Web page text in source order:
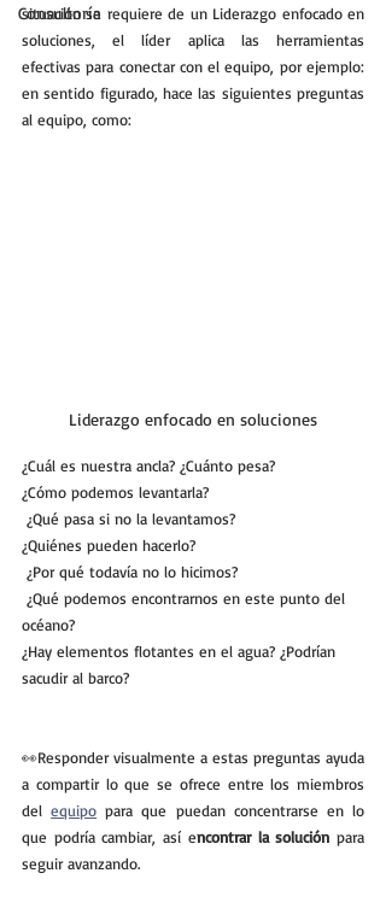
Consultoría
situación se requiere de un Liderazgo enfocado en
soluciones, el líder aplica las herramientas
efectivas para conectar con el equipo, por ejemplo:
en sentido figurado, hace las siguientes preguntas
al equipo, como:
Liderazgo enfocado en soluciones
¿Cuál es nuestra ancla? ¿Cuánto pesa?
¿Cómo podemos levantarla?
¿Qué pasa si no la levantamos?
¿Quiénes pueden hacerlo?
¿Por qué todavía no lo hicimos?
océano?
¿Hay elementos flotantes en el agua? ¿Podrían
sacudir al barco?
👀Responder visualmente a estas preguntas ayuda
a compartir lo que se ofrece entre los miembros
del equipo para que puedan concentrarse en lo
que podría cambiar, así encontrar la solución para
seguir avanzando.